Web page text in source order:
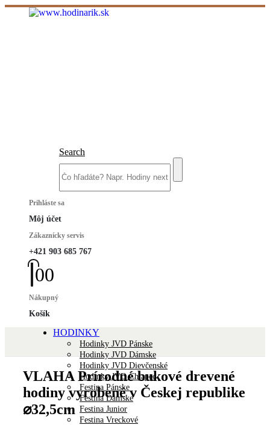
Search
Prihláste sa
Môj účet
Zákaznícky servis
+421 903 685 767
00
Nákupný
Košík
HODINKY
Hodinky JVD Pánske
Hodinky JVD Dámske
Hodinky JVD Dievčenské
Hodinky JVD Chlapec
Festina Pánske
Festina Dámske
Festina Junior
Festina Vreckové
VLAHA Prírodné bukové drevené
hodiny vyrobené v Českej republike
⌀32,5cm